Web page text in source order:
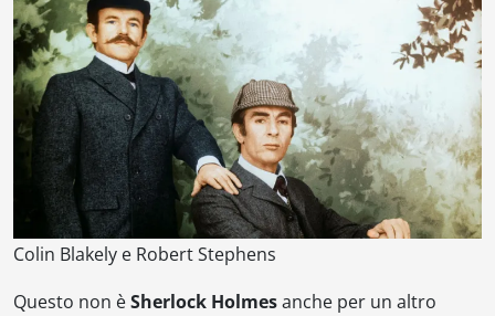
Colin Blakely e Robert Stephens
Questo non èSherlock Holmesanche per un altro